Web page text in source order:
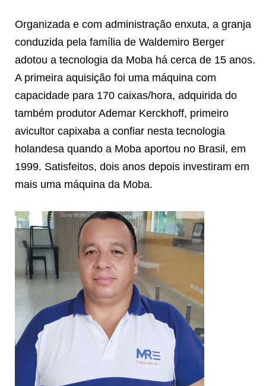
Organizada e com administração enxuta, a granja
conduzida pela família de Waldemiro Berger
adotou a tecnologia da Moba há cerca de 15 anos.
A primeira aquisição foi uma máquina com
capacidade para 170 caixas/hora, adquirida do
também produtor Ademar Kerckhoff, primeiro
avicultor capixaba a confiar nesta tecnologia
holandesa quando a Moba aportou no Brasil, em
1999. Satisfeitos, dois anos depois investiram em
mais uma máquina da Moba.